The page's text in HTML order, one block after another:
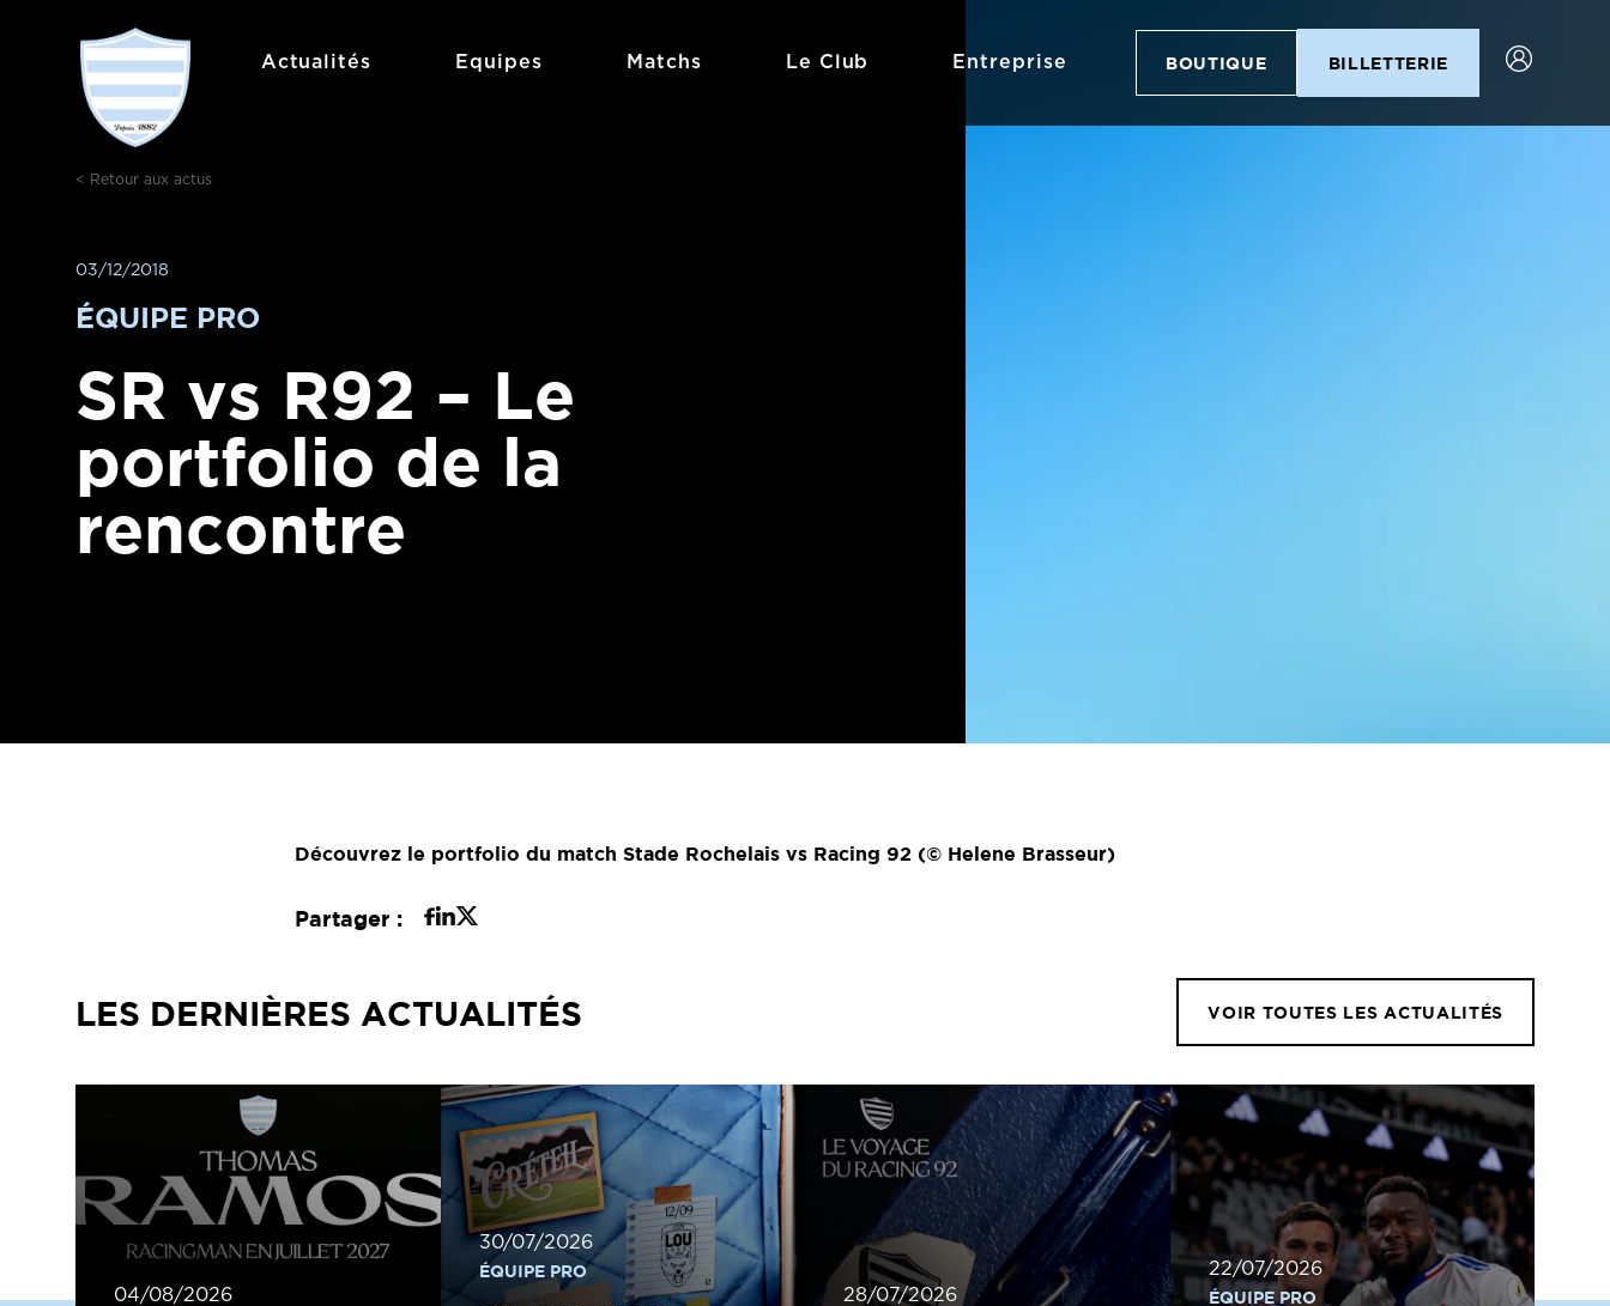
Actualités Equipes Matchs Le Club Entreprise BOUTIQUE BILLETTERIE
< Retour aux actus
03/12/2018
ÉQUIPE PRO
SR vs R92 – Le
portfolio de la
rencontre
Découvrez le portfolio du match Stade Rochelais vs Racing 92 (© Helene Brasseur)
Partager :
LES DERNIÈRES ACTUALITÉS VOIR TOUTES LES ACTUALITÉS
04/08/2026
30/07/2026
ÉQUIPE PRO
28/07/2026
22/07/2026
ÉQUIPE PRO